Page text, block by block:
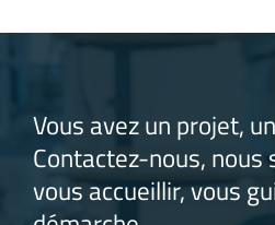
Vous avez un projet,
Contactez-nous, nous
vous accueillir, vous